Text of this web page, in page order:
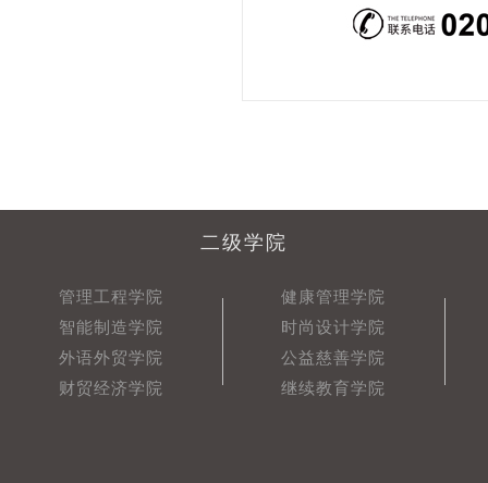
二级学院
管理工程学院
智能制造学院
外语外贸学院
财贸经济学院
健康管理学院
时尚设计学院
公益慈善学院
继续教育学院